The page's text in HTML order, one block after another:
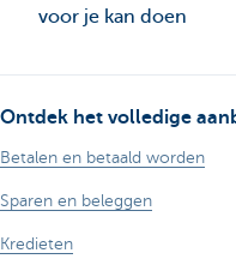
voor je kan doen
Ontdek het volledige
Betalen en betaald worden
Sparen en beleggen
Kredieten